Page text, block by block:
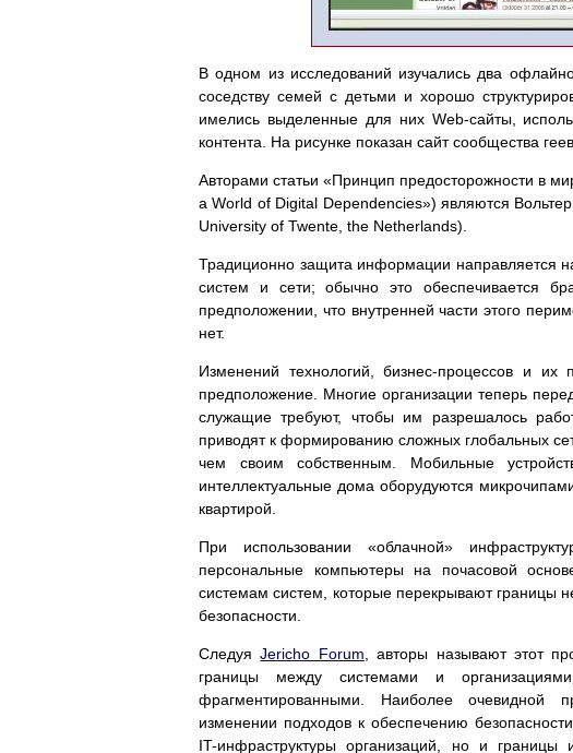
В одном из исследований изучались два
соседству семей с детьми и хорошо
имелись выделенные для них Web-сайты,
контента. На рисунке показан сайт сообщества геев.
Авторами статьи «Принцип предосторожности в
a World of Digital Dependencies») являются
University of Twente, the Netherlands).
Традиционно защита информации направляется
систем и сети; обычно это обеспечивается
предположении, что внутренней части этого
нет.
Изменений технологий, бизнес-процессов и
предположение. Многие организации теперь
служащие требуют, чтобы им разрешалось
приводят к формированию сложных глобальных
чем своим собственным. Мобильные
интеллектуальные дома оборудуются
квартирой.
При использовании «облачной»
персональные компьютеры на почасовой
системам систем, которые перекрывают границы
безопасности.
СледуяJericho Forum , авторы называют этот
границы между системами и
фрагментированными. Наиболее очевидной
изменении подходов к обеспечению
IT-инфраструктуры организаций, но и границы